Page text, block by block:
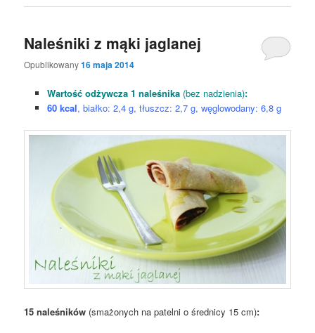
Naleśniki z mąki jaglanej
Opublikowany16 maja 2014
Wartość odżywcza 1 naleśnika(bez nadzienia):
60 kcal, białko: 2,4 g, tłuszcz: 2,7 g, węglowodany: 6,8 g
15 naleśników (smażonych na patelni o średnicy 15 cm):